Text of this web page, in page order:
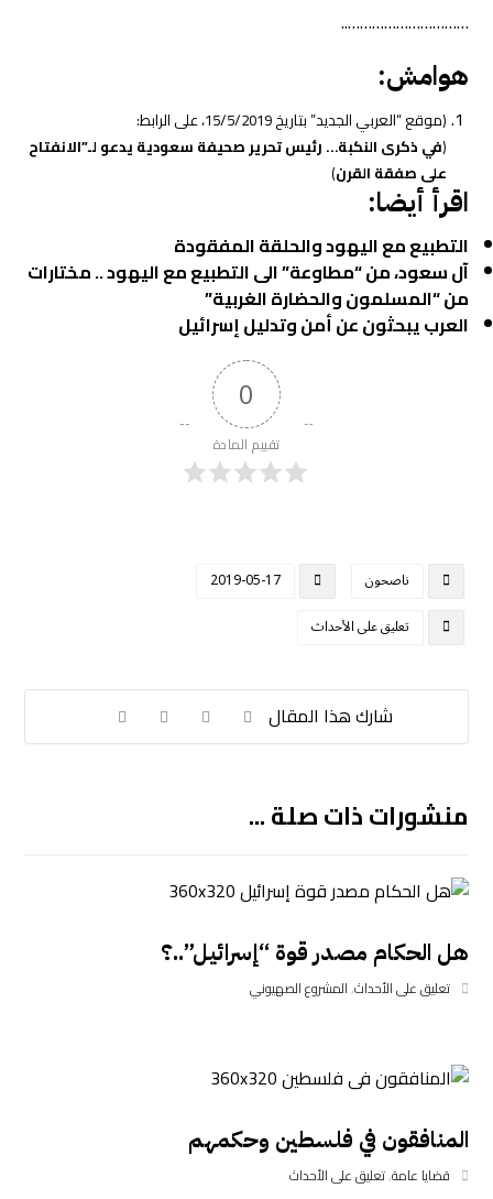
…………………………..
هوامش:
(موقع “العربي الجديد” بتاريخ 15/5/2019، على الرابط:
(في ذكرى النكبة… رئيس تحرير صحيفة سعودية يدعو لـ”الانفتاح
على صفقة القرن)
اقرأ أيضا:
التطبيع مع اليهود والحلقة المفقودة
آل سعود، من “مطاوعة” الى التطبيع مع اليهود .. مختارات
من “المسلمون والحضارة الغربية”
العرب يبحثون عن أمن وتدليل إسرائيل
0
تقييم المادة
ناصحون
2019-05-17
تعليق على الأحداث
منشورات ذات صلة ...
هل الحكام مصدر قوة “إسرائيل”..؟
تعليق على الأحداث,المشروع الصهيوني
المنافقون في فلسطين وحكمهم
قضايا عامة,تعليق على الأحداث